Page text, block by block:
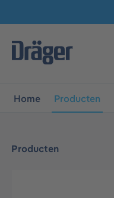
Home Producten
Producten